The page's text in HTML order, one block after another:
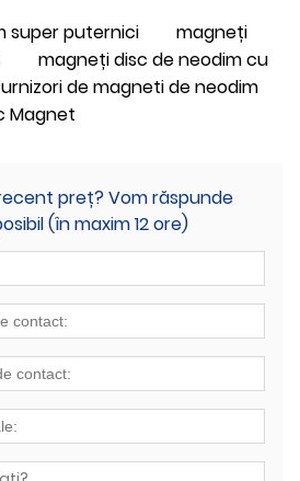
super puternici
magneți
magneți disc de neodim cu
de magneti de neodim
Magnet
preț? Vom răspunde
(în maxim 12 ore)